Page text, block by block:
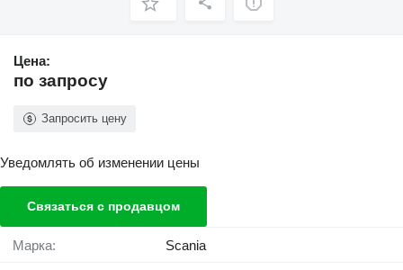
Цена:
по запросу
Запросить цену
Уведомлять об изменении цены
Связаться с продавцом
Марка: Scania